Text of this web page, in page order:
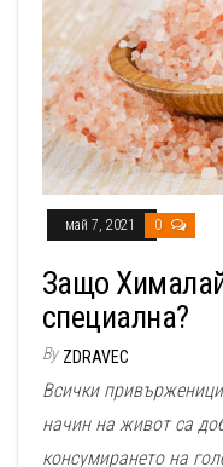
май 7, 2021 0
Защо
специална?
By ZDRAVEC
Всички
начин на живот са
консумирането на